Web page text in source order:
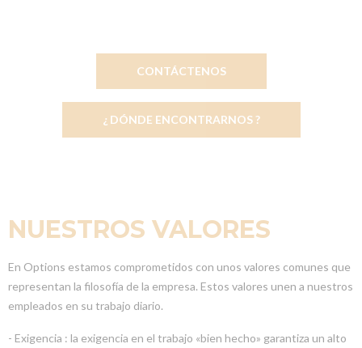
CONTÁCTENOS
¿ DÓNDE ENCONTRARNOS ?
NUESTROS VALORES
En Options estamos comprometidos con unos valores comunes que
representan la filosofía de la empresa. Estos valores unen a nuestros
empleados en su trabajo diario.
- Exigencia : la exigencia en el trabajo «bien hecho» garantiza un alto